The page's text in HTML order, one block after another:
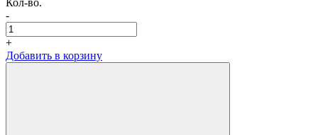
Кол-во.
-
+
Добавить в корзину